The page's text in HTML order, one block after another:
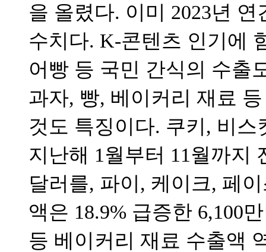
을 올렸다. 이미 2023년
수치다. K-콘텐츠 인기에
어빵 등 국민 간식의 수출
과자, 빵, 베이커리 재료
것도 특징이다. 쿠키, 비
지난해 1월부터 11월까지
달러를, 파이, 케이크, 페
액은 18.9% 급증한 6,100
등 베이커리 재료 수출액